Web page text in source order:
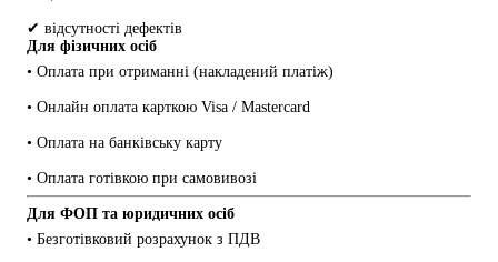
✔ відсутності дефектів
Для фізичних осіб
• Оплата при отриманні (накладений платіж)
• Онлайн оплата карткою Visa / Mastercard
• Оплата на банківську карту
• Оплата готівкою при самовивозі
Для ФОП та юридичних осіб
• Безготівковий розрахунок з ПДВ